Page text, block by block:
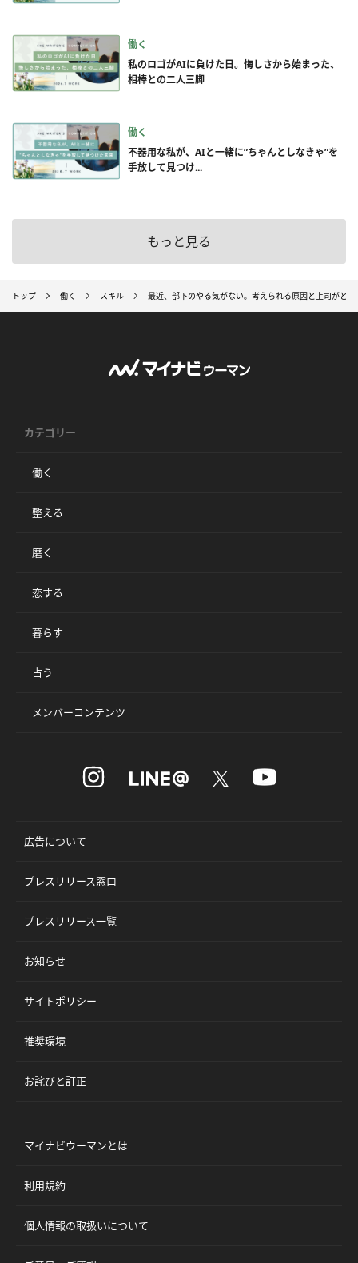
働く
私のロゴがAIに負けた日。悔しさから始まった、
相棒との二人三脚
働く
不器用な私が、AIと一緒に”ちゃんとしなきゃ”を
手放して見つけ...
もっと見る
トップ 働く スキル 最近、部下のやる気がない。考えられる原因と上司がと
カテゴリー
働く
整える
磨く
恋する
暮らす
占う
メンバーコンテンツ
広告について
プレスリリース窓口
プレスリリース一覧
お知らせ
サイトポリシー
推奨環境
お詫びと訂正
マイナビウーマンとは
利用規約
個人情報の取扱いについて